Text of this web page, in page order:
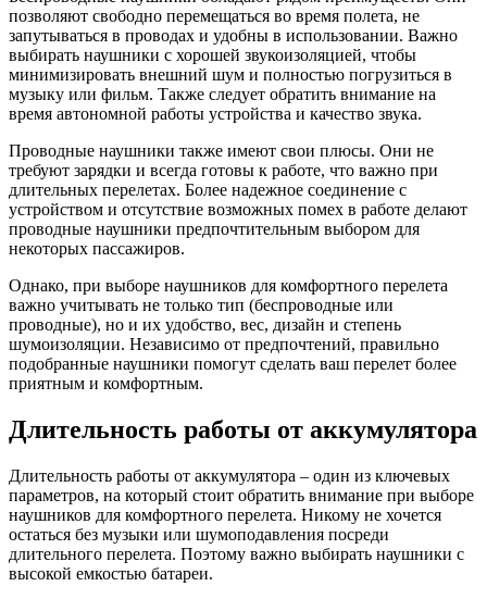
позволяют свободно перемещаться во время полета, не
запутываться в проводах и удобны в использовании. Важно
выбирать наушники с хорошей звукоизоляцией, чтобы
минимизировать внешний шум и полностью погрузиться в
музыку или фильм. Также следует обратить внимание на
время автономной работы устройства и качество звука.
Проводные наушники также имеют свои плюсы. Они не
требуют зарядки и всегда готовы к работе, что важно при
длительных перелетах. Более надежное соединение с
устройством и отсутствие возможных помех в работе делают
проводные наушники предпочтительным выбором для
некоторых пассажиров.
Однако, при выборе наушников для комфортного перелета
важно учитывать не только тип (беспроводные или
проводные), но и их удобство, вес, дизайн и степень
шумоизоляции. Независимо от предпочтений, правильно
подобранные наушники помогут сделать ваш перелет более
приятным и комфортным.
Длительность работы от аккумулятора
Длительность работы от аккумулятора – один из ключевых
параметров, на который стоит обратить внимание при выборе
наушников для комфортного перелета. Никому не хочется
остаться без музыки или шумоподавления посреди
длительного перелета. Поэтому важно выбирать наушники с
высокой емкостью батареи.